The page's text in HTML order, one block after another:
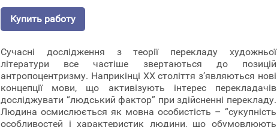
Купить работу
Сучасні дослідження з теорії перекладу художньої
літератури все частіше звертаються до позицій
антропоцентризму. Наприкінці ХХ століття з’являються нові
концепції мови, що активізують інтерес перекладачів
досліджувати “людський фактор” при здійсненні перекладу.
Людина осмислюється як мовна особистість – “сукупність
особливостей і характеристик людини, що обумовлюють